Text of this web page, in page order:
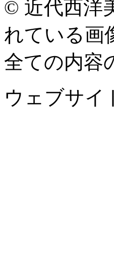
© 近代西洋
れている画
全ての内容
ウェブサ